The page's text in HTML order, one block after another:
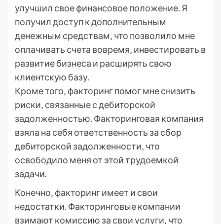
улучшил свое финансовое положение. Я
получил доступ к дополнительным
денежным средствам‚ что позволило мне
оплачивать счета вовремя‚ инвестировать в
развитие бизнеса и расширять свою
клиентскую базу.
Кроме того‚ факторинг помог мне снизить
риски‚ связанные с дебиторской
задолженностью. Факторинговая компания
взяла на себя ответственность за сбор
дебиторской задолженности‚ что
освободило меня от этой трудоемкой
задачи.
Конечно‚ факторинг имеет и свои
недостатки. Факторинговые компании
взимают комиссию за свои услуги‚ что